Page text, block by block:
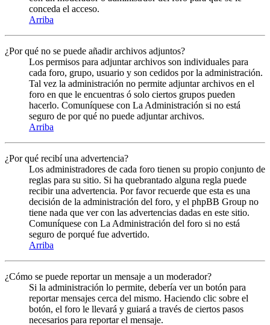
conceda el acceso.
Arriba
¿Por qué no se puede añadir archivos adjuntos?
Los permisos para adjuntar archivos son individuales para
cada foro, grupo, usuario y son cedidos por la administración.
Tal vez la administración no permite adjuntar archivos en el
foro en que le encuentras ó solo ciertos grupos pueden
hacerlo. Comuníquese con La Administración si no está
seguro de por qué no puede adjuntar archivos.
Arriba
¿Por qué recibí una advertencia?
Los administradores de cada foro tienen su propio conjunto de
reglas para su sitio. Si ha quebrantado alguna regla puede
recibir una advertencia. Por favor recuerde que esta es una
decisión de la administración del foro, y el phpBB Group no
tiene nada que ver con las advertencias dadas en este sitio.
Comuníquese con La Administración del foro si no está
seguro de porqué fue advertido.
Arriba
¿Cómo se puede reportar un mensaje a un moderador?
Si la administración lo permite, debería ver un botón para
reportar mensajes cerca del mismo. Haciendo clic sobre el
botón, el foro le llevará y guiará a través de ciertos pasos
necesarios para reportar el mensaje.